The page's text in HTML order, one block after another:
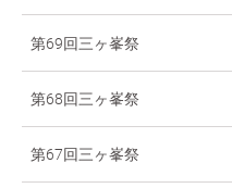
第69回三ヶ峯祭
第68回三ヶ峯祭
第67回三ヶ峯祭